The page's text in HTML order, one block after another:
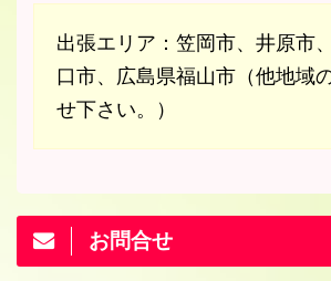
出張エリア：笠岡市、井原市
口市、広島県福山市（他地域
せ下さい。）
お問合せ